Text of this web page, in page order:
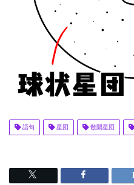
語句 星団 散開星団